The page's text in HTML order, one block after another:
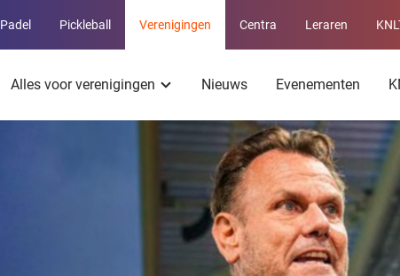
Padel Pickleball Verenigingen Centra Leraren
Alles voor verenigingen Nieuws Evenementen